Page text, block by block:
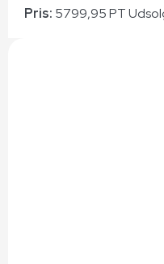
Pris: 5799,95 PT